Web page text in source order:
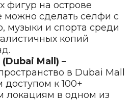
фигур на острове
можно сделать селфи с
музыки и спорта среди
копий
Mall) –
в Dubai Mall
к 100+
локациям в одном из